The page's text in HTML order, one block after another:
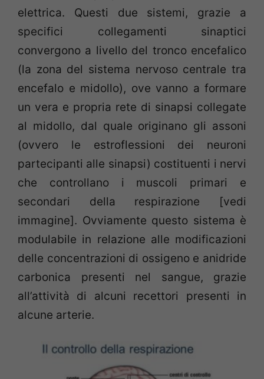
elettrica. Questi due sistemi, grazie a
specifici collegamenti sinaptici
convergono a livello del tronco encefalico
(la zona del sistema nervoso centrale tra
encefalo e midollo), ove vanno a formare
un vera e propria rete di sinapsi collegate
al midollo, dal quale originano gli assoni
(ovvero le estroflessioni dei neuroni
partecipanti alle sinapsi) costituenti i nervi
che controllano i muscoli primari e
secondari della respirazione [vedi
immagine]. Ovviamente questo sistema è
modulabile in relazione alle modificazioni
delle concentrazioni di ossigeno e anidride
carbonica presenti nel sangue, grazie
all’attività di alcuni recettori presenti in
alcune arterie.